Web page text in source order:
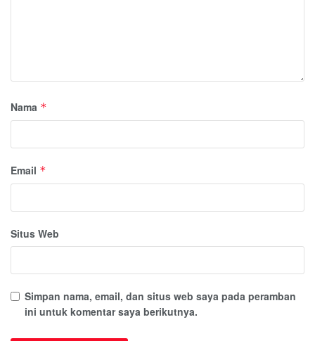
Nama *
Email *
Situs Web
Simpan nama, email, dan situs web saya pada peramban
ini untuk komentar saya berikutnya.